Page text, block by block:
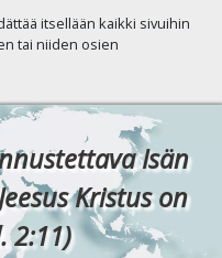
itsellään kaikki sivuihin
tai niiden osien
Isän
Kristus on
2:11)